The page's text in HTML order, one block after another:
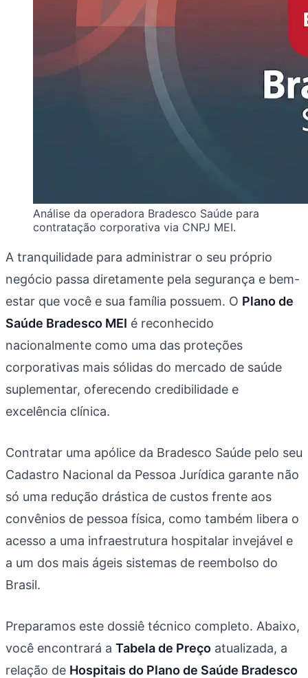
Análise da operadora Bradesco Saúde para
contratação corporativa via CNPJ MEI.
A tranquilidade para administrar o seu próprio
negócio passa diretamente pela segurança e bem-
estar que você e sua família possuem. O Plano de
Saúde Bradesco MEI é reconhecido
nacionalmente como uma das proteções
corporativas mais sólidas do mercado de saúde
suplementar, oferecendo credibilidade e
excelência clínica.
Contratar uma apólice da Bradesco Saúde pelo seu
Cadastro Nacional da Pessoa Jurídica garante não
só uma redução drástica de custos frente aos
convênios de pessoa física, como também libera o
acesso a uma infraestrutura hospitalar invejável e
a um dos mais ágeis sistemas de reembolso do
Brasil.
Preparamos este dossiê técnico completo. Abaixo,
você encontrará a Tabela de Preço atualizada, a
relação de Hospitais do Plano de Saúde Bradesco